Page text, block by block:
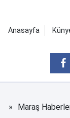
Anasayfa
Maraş